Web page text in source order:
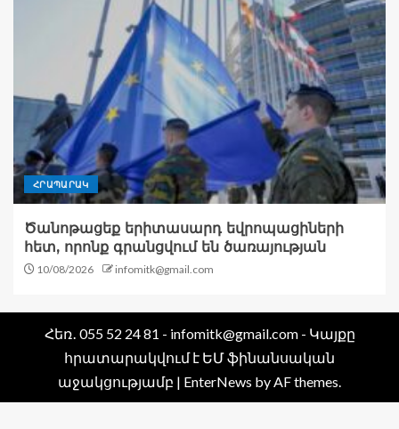
ՀՐԱՊԱՐԱԿ
Ծանոթացեք երիտասարդ եվրոպացիների
հետ, որոնք գրանցվում են ծառայության
10/08/2026 infomitk@gmail.com
Հեռ․ 055 52 24 81 - infomitk@gmail.com - Կայքը
հրատարակվում է ԵՄ ֆինանսական
աջակցությամբ | EnterNews by AF themes.